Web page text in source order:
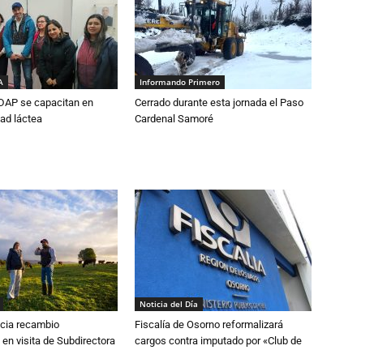
se capacitan en
láctea
Informando Primero
Cerrado durante esta jornada el Paso
Cardenal Samoré
recambio
visita de Subdirectora
Noticia del Día
Fiscalía de Osorno reformalizará
cargos contra imputado por «Club de